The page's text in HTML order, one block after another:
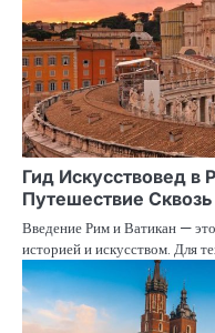
Гид Искусствовед в
Путешествие
Введение Рим и Ватикан —
историей и искусством. Для